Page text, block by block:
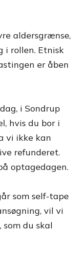
aldersgrænse,
rollen. Etnisk
er åben
i Sondrup
hvis du bor i
vi ikke kan
refunderet.
optagedagen.
som self-tape
vil vi
du skal